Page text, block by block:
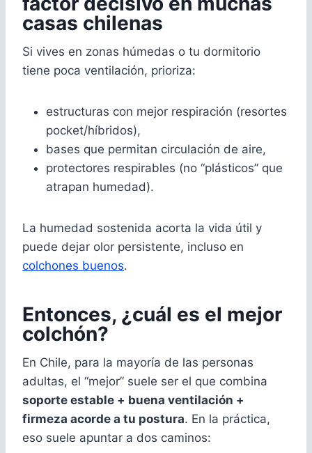
casas chilenas
Si vives en zonas húmedas o tu dormitorio
tiene poca ventilación, prioriza:
estructuras con mejor respiración (resortes
pocket/híbridos),
bases que permitan circulación de aire,
protectores respirables (no “plásticos” que
atrapan humedad).
La humedad sostenida acorta la vida útil y
puede dejar olor persistente, incluso en
colchones buenos.
Entonces, ¿cuál es el mejor
colchón?
En Chile, para la mayoría de las personas
adultas, el “mejor” suele ser el que combina
soporte estable + buena ventilación +
firmeza acorde a tu postura. En la práctica,
eso suele apuntar a dos caminos: